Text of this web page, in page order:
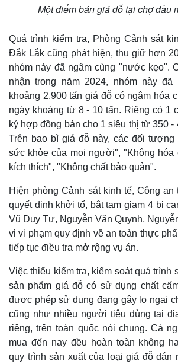
Kinh tế
Thị
Một điểm bán giá đỗ tại chợ đầu
Quá trình kiểm tra, Phòng Cảnh sát
Đắk Lắk cũng phát hiện, thu giữ hơn
nhóm này đã ngâm cùng "nước kẹo".
nhận trong năm 2024, nhóm này
khoảng 2.900 tấn giá đỗ có ngâm hóa
ngày khoảng từ 8 - 10 tấn. Riêng có 1
ký hợp đồng bán cho 1 siêu thị từ 350 -
Trên bao bì giá đỗ này, các đối tượng
sức khỏe của mọi người", "Không hóa
kích thích", "Không chất bảo quản".
Hiện phòng Cảnh sát kinh tế, Công
quyết định khởi tố, bắt tạm giam 4 bị
Vũ Duy Tư, Nguyễn Văn Quynh,
vi vi phạm quy định về an toàn thực
tiếp tục điều tra mở rộng vụ án.
Việc thiếu kiểm tra, kiểm soát quá trình
sản phẩm giá đỗ có sử dụng chất
được phép sử dụng đang gây lo ngại
cũng như nhiều người tiêu dùng tại
riêng, trên toàn quốc nói chung. Cả
mua đến nay đều hoàn toàn không
quy trình sản xuất của loại giá đỗ dán